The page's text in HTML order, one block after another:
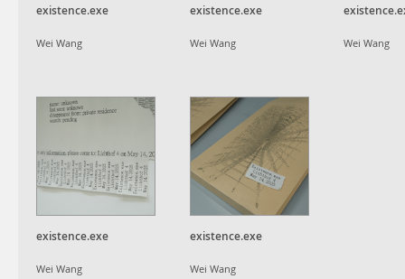
existence.exe
Wei Wang
existence.exe
Wei Wang Wei Wang
existence.exe
Wei Wang
existence.exe
Wei Wang